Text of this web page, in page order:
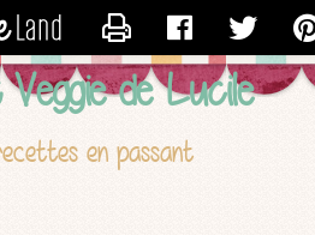
de Lucile
en passant
CONTACTER LUCILE